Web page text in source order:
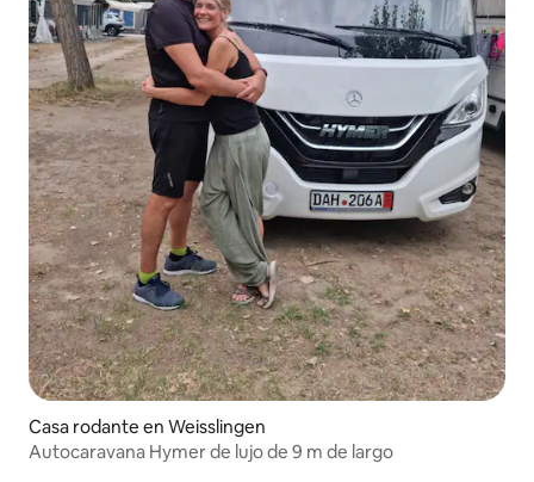
Casa rodante en Weisslingen
Autocaravana Hymer de lujo de 9 m de largo